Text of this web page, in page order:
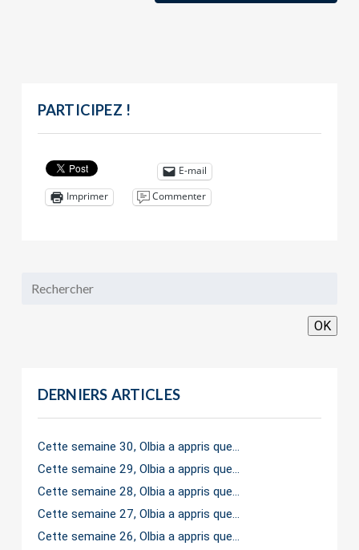
PARTICIPEZ !
E-mail
Imprimer
Commenter
OK
DERNIERS ARTICLES
Cette semaine 30, Olbia a appris que…
Cette semaine 29, Olbia a appris que…
Cette semaine 28, Olbia a appris que…
Cette semaine 27, Olbia a appris que…
Cette semaine 26, Olbia a appris que…